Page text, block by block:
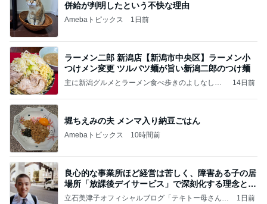
併給が判明したという不快な理由
Amebaトピックス 1日前
ラーメン二郎 新潟店【新潟市中央区】ラーメン小
つけメン変更 ツルパツ麺が旨い新潟二郎のつけ麺
主に新潟グルメとラーメン食べ歩きのよしなしご
14日前
堀ちえみの夫 メンマ入り納豆ごはん
Amebaトピックス 10時間前
良心的な事業所ほど経営は苦しく、障害ある子の居
場所「放課後デイサービス」で深刻化する理念と現
実の
立石美津子オフィシャルブログ「テキトー母さんの
1日前